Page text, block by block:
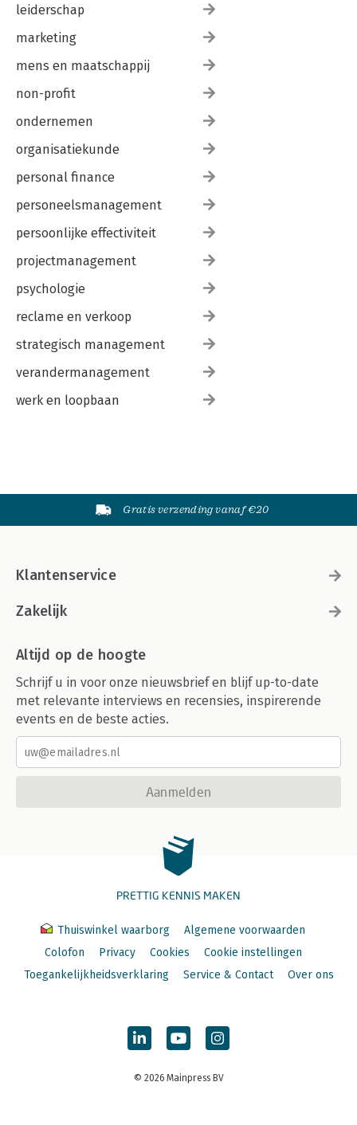
leiderschap
marketing
mens en maatschappij
non-profit
ondernemen
organisatiekunde
personal finance
personeelsmanagement
persoonlijke effectiviteit
projectmanagement
psychologie
reclame en verkoop
strategisch management
verandermanagement
werk en loopbaan
Gratis verzending vanaf €20
Klantenservice
Zakelijk
Altijd op de hoogte
Schrijf u in voor onze nieuwsbrief en blijf up-to-date
met relevante interviews en recensies, inspirerende
events en de beste acties.
Aanmelden
PRETTIG KENNIS MAKEN
Thuiswinkel waarborg
Algemene voorwaarden
Colofon
Privacy Cookies
Cookie instellingen
Toegankelijkheidsverklaring
Service & Contact Over ons
© 2026 Mainpress BV